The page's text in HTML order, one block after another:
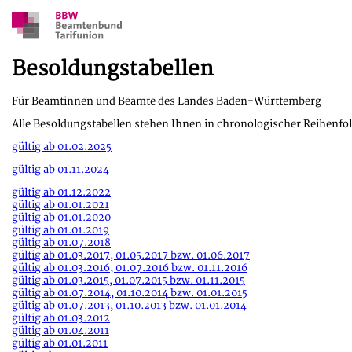
Besoldungstabellen
Für Beamtinnen und Beamte des Landes Baden-Württemberg
Alle Besoldungstabellen stehen Ihnen in chronologischer
gültig ab 01.02.2025
gültig ab 01.11.2024
gültig ab 01.12.2022
gültig ab 01.01.2021
gültig ab 01.01.2020
gültig ab 01.01.2019
gültig ab 01.07.2018
gültig ab 01.03.2017, 01.05.2017 bzw. 01.06.2017
gültig ab 01.03.2016, 01.07.2016 bzw. 01.11.2016
gültig ab 01.03.2015, 01.07.2015 bzw. 01.11.2015
gültig ab 01.07.2014, 01.10.2014 bzw. 01.01.2015
gültig ab 01.07.2013, 01.10.2013 bzw. 01.01.2014
gültig ab 01.03.2012
gültig ab 01.04.2011
gültig ab 01.01.2011